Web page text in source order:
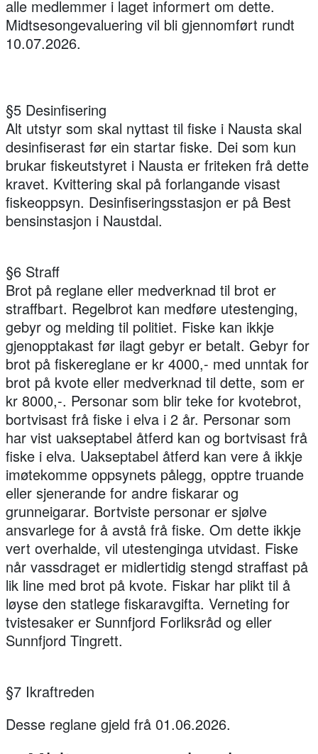
alle medlemmer i laget informert om dette.
Midtsesongevaluering vil bli gjennomført rundt
10.07.2026.
§5 Desinfisering
Alt utstyr som skal nyttast til fiske i Nausta skal
desinfiserast før ein startar fiske. Dei som kun
brukar fiskeutstyret i Nausta er friteken frå dette
kravet. Kvittering skal på forlangande visast
fiskeoppsyn. Desinfiseringsstasjon er på Best
bensinstasjon i Naustdal.
§6 Straff
Brot på reglane eller medverknad til brot er
straffbart. Regelbrot kan medføre utestenging,
gebyr og melding til politiet. Fiske kan ikkje
gjenopptakast før ilagt gebyr er betalt. Gebyr for
brot på fiskereglane er kr 4000,- med unntak for
brot på kvote eller medverknad til dette, som er
kr 8000,-. Personar som blir teke for kvotebrot,
bortvisast frå fiske i elva i 2 år. Personar som
har vist uakseptabel åtferd kan og bortvisast frå
fiske i elva. Uakseptabel åtferd kan vere å ikkje
imøtekomme oppsynets pålegg, opptre truande
eller sjenerande for andre fiskarar og
grunneigarar. Bortviste personar er sjølve
ansvarlege for å avstå frå fiske. Om dette ikkje
vert overhalde, vil utestenginga utvidast. Fiske
når vassdraget er midlertidig stengd straffast på
lik line med brot på kvote. Fiskar har plikt til å
løyse den statlege fiskaravgifta. Verneting for
tvistesaker er Sunnfjord Forliksråd og eller
Sunnfjord Tingrett.
§7 Ikraftreden
Desse reglane gjeld frå 01.06.2026.